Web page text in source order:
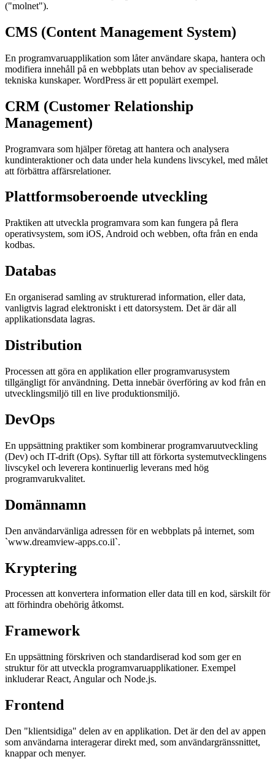
("molnet").
CMS (Content Management System)
En programvaruapplikation som låter användare skapa, hantera och
modifiera innehåll på en webbplats utan behov av specialiserade
tekniska kunskaper. WordPress är ett populärt exempel.
CRM (Customer Relationship
Management)
Programvara som hjälper företag att hantera och analysera
kundinteraktioner och data under hela kundens livscykel, med målet
att förbättra affärsrelationer.
Plattformsoberoende utveckling
Praktiken att utveckla programvara som kan fungera på flera
operativsystem, som iOS, Android och webben, ofta från en enda
kodbas.
Databas
En organiserad samling av strukturerad information, eller data,
vanligtvis lagrad elektroniskt i ett datorsystem. Det är där all
applikationsdata lagras.
Distribution
Processen att göra en applikation eller programvarusystem
tillgängligt för användning. Detta innebär överföring av kod från en
utvecklingsmiljö till en live produktionsmiljö.
DevOps
En uppsättning praktiker som kombinerar programvaruutveckling
(Dev) och IT-drift (Ops). Syftar till att förkorta systemutvecklingens
livscykel och leverera kontinuerlig leverans med hög
programvarukvalitet.
Domännamn
Den användarvänliga adressen för en webbplats på internet, som
`www.dreamview-apps.co.il`.
Kryptering
Processen att konvertera information eller data till en kod, särskilt för
att förhindra obehörig åtkomst.
Framework
En uppsättning förskriven och standardiserad kod som ger en
struktur för att utveckla programvaruapplikationer. Exempel
inkluderar React, Angular och Node.js.
Frontend
Den "klientsidiga" delen av en applikation. Det är den del av appen
som användarna interagerar direkt med, som användargränssnittet,
knappar och menyer.